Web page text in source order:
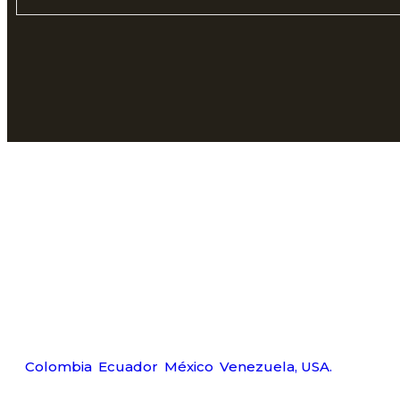
Colombia Ecuador México Venezuela, USA.